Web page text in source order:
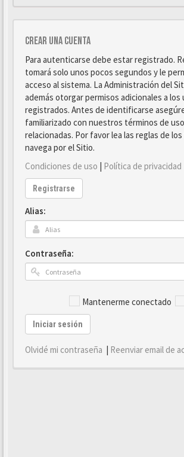
Crear una cuenta
Para autenticarse debe estar registrado.
tomará solo unos pocos segundos y le
acceso al sistema. La Administración del
además otorgar permisos adicionales a los
registrados. Antes de identificarse
familiarizado con nuestros términos de
relacionadas. Por favor lea las reglas de
navega por el Sitio.
Condiciones de uso | Política de privacidad
Registrarse
Alias:
Contraseña:
Mantenerme conectado
Iniciar sesión
Olvidé mi contraseña | Reenviar email de